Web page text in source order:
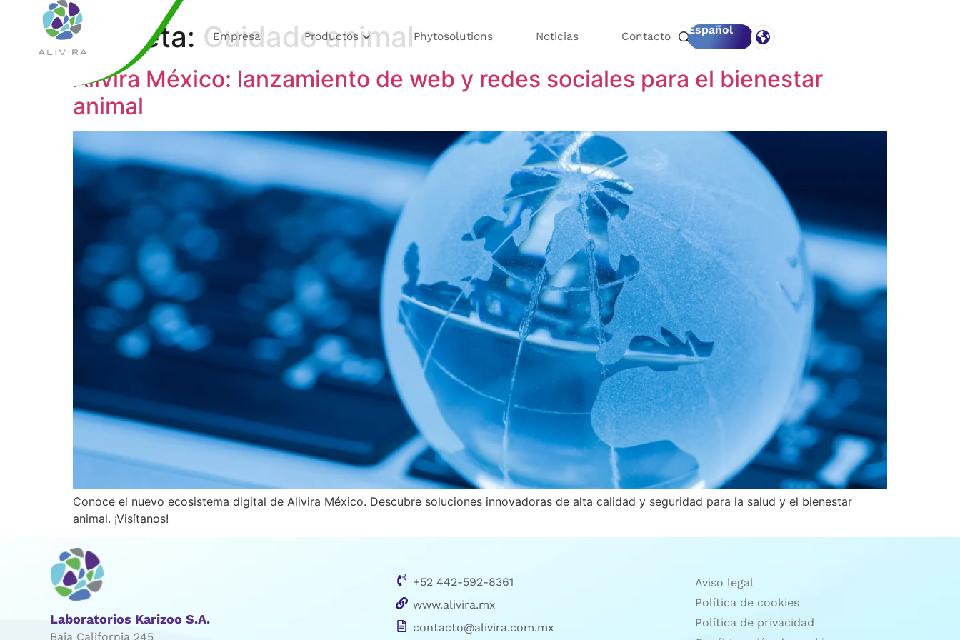
Empresa Productos Phytosolutions Noticias Contacto Español
Etiqueta: Cuidado animal
Alivira México: lanzamiento de web y redes sociales para el bienestar
animal
Conoce el nuevo ecosistema digital de Alivira México. Descubre soluciones innovadoras de alta calidad y seguridad para la salud y el bienestar
animal. ¡Visítanos!
Laboratorios Karizoo S.A.
Baja California 245
+52 442-592-8361
www.alivira.mx
contacto@alivira.com.mx
Aviso legal
Política de cookies
Política de privacidad